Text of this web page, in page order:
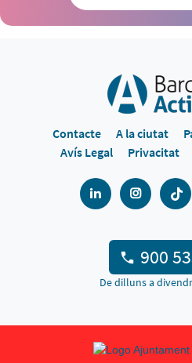
Contacte A la ciutat
Avís Legal
Privacitat
900
De dilluns a